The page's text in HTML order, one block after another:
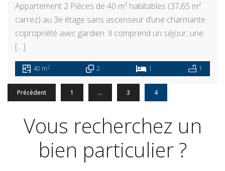
Appartement 2 Pièces de 40 m² habitables (37,65 m²
carrez) au 3e étage sans ascenseur d’une charmante
copropriété avec gardien. Il comprend un séjour, une
[…]
40 m2 2 1 1
Précédent 1 … 3 4
Vous recherchez un
bien particulier ?